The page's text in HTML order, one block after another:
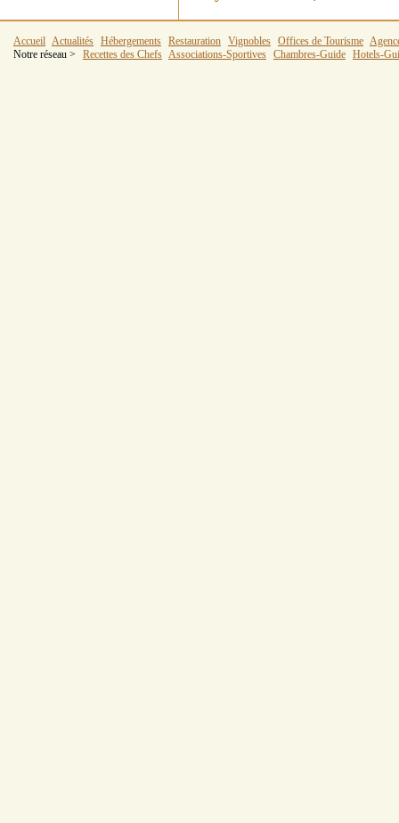
Accueil Actualités Hébergements Restauration Vignobles Offices de Tourisme
Notre réseau >
Recettes des Chefs Associations-Sportives Chambres-Guide Hotels-